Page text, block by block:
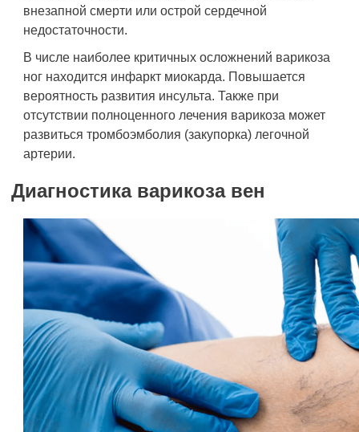
внезапной смерти или острой сердечной
недостаточности.
В числе наиболее критичных осложнений варикоза
ног находится инфаркт миокарда. Повышается
вероятность развития инсульта. Также при
отсутствии полноценного лечения варикоза может
развиться тромбоэмболия (закупорка) легочной
артерии.
Диагностика варикоза вен